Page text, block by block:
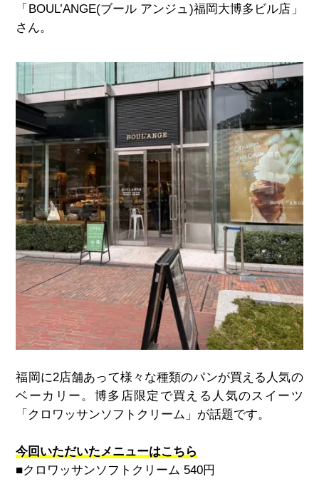
「 BOUL’ANGE(ブール アンジュ)福岡大博多ビル店」
さん。
福岡に2店舗あって様々な種類のパンが買える人気の
ベーカリー。博多店限定で買える人気のスイーツ
「クロワッサンソフトクリーム」が話題です。
今回いただいたメニューはこちら
■クロワッサンソフトクリーム 540円